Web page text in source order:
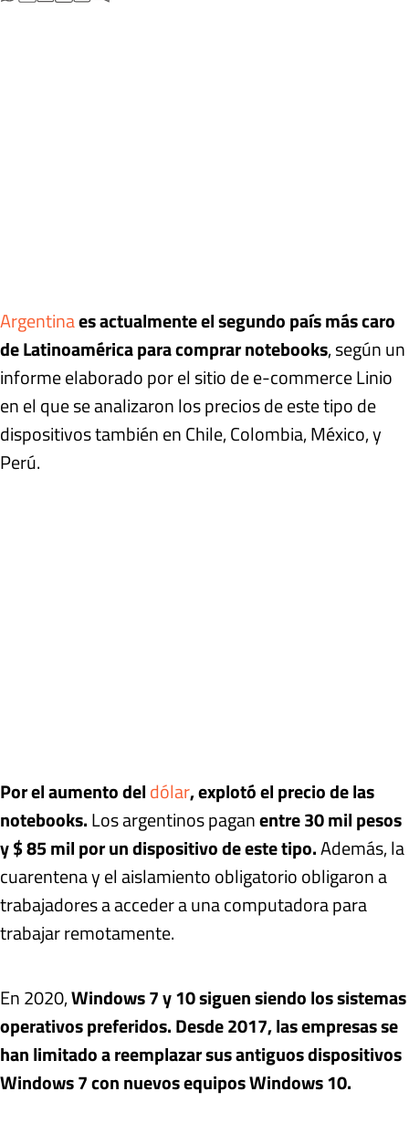
Argentinaes actualmente el segundo país más caro
de Latinoamérica para comprar notebooks, según un
informe elaborado por el sitio de e-commerce Linio
en el que se analizaron los precios de este tipo de
dispositivos también en Chile, Colombia, México, y
Perú.
Por el aumento deldólar, explotó el precio de las
notebooks.Los argentinos paganentre 30 mil pesos
y $ 85 mil por un dispositivo de este tipo.Además, la
cuarentena y el aislamiento obligatorio obligaron a
trabajadores a acceder a una computadora para
trabajar remotamente.
En 2020,Windows 7 y 10 siguen siendo los sistemas
operativos preferidos. Desde 2017, las empresas se
han limitado a reemplazar sus antiguos dispositivos
Windows 7 con nuevos equipos Windows 10.